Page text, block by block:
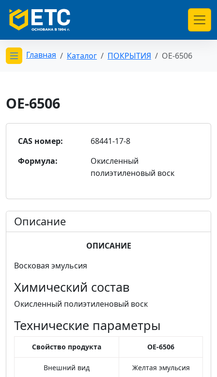
Открыть меню категорий
Главная Каталог ПОКРЫТИЯ OE-6506
OE-6506
CAS номер:
68441-17-8
Формула:
Окисленный
полиэтиленовый воск
Описание
ОПИСАНИЕ
Восковая эмульсия
Химический состав
Окисленный полиэтиленовый воск
Технические параметры
Свойство продукта OE-6506
Внешний вид Желтая эмульсия